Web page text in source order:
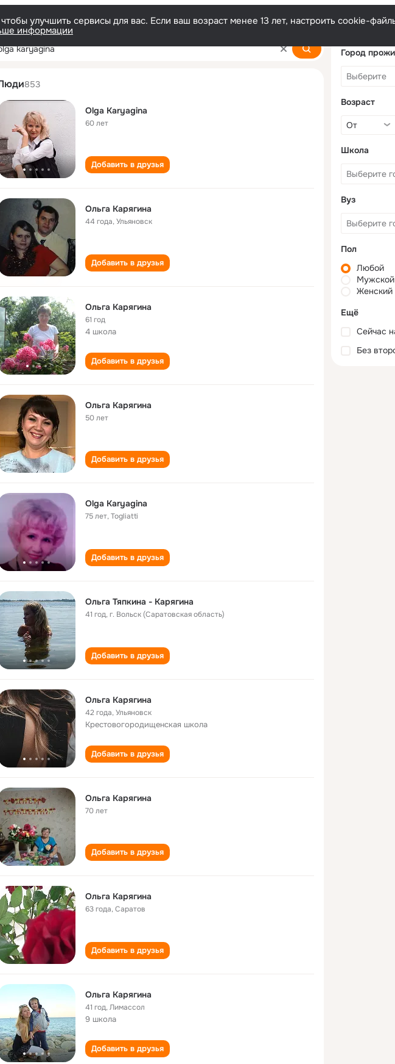
улучшить сервисы для вас. Если ваш возраст менее 13 лет, настроить cookie-
информации
karyagina
853
Olga Karyagina
60 лет
Добавить в друзья
Ольга Карягина
44 года,Ульяновск
Добавить в друзья
Ольга Карягина
61 год
4 школа
Добавить в друзья
Ольга Карягина
50 лет
Добавить в друзья
Olga Karyagina
75 лет,Togliatti
Добавить в друзья
Ольга Тяпкина - Карягина
41 год,г. Вольск (Саратовская область)
Добавить в друзья
Ольга Карягина
42 года,Ульяновск
Крестовогородищенская школа
Добавить в друзья
Ольга Карягина
70 лет
Добавить в друзья
Ольга Карягина
63 года,Саратов
Добавить в друзья
Ольга Карягина
41 год,Лимассол
9 школа
Добавить в друзья
Город
Возраст
Школа
Вуз
Пол
Любой
Мужской
Женский
Ещё
Сейчас
Без